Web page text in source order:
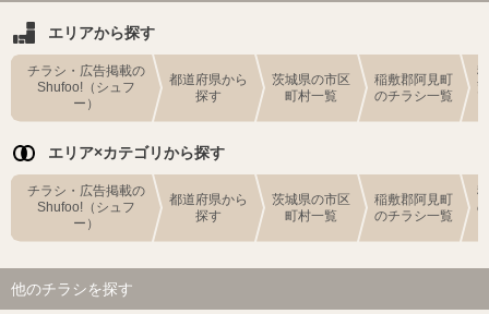
エリアから探す
チラシ・広告掲載の
Shufoo!（シュフ
ー）
都道府県から
探す
茨城県の市区
町村一覧
稲敷郡阿見町
のチラシ一覧
エリア×カテゴリから探す
チラシ・広告掲載の
Shufoo!（シュフ
ー）
都道府県から
探す
茨城県の市区
町村一覧
稲敷郡阿見町
のチラシ一覧
他のチラシを探す